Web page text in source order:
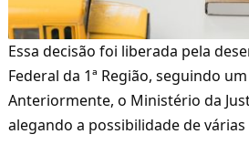
Essa decisão foi liberada pela
Federal da 1ª Região, seguindo
Anteriormente, o Ministério da
alegando a possibilidade de